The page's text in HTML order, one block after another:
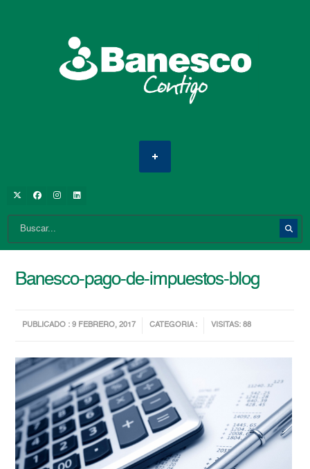
Banesco-pago-de-impuestos-blog
PUBLICADO : 9 FEBRERO, 2017 CATEGORIA : VISITAS: 88